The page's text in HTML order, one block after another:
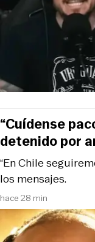
hace 28 min
“En Chile
los mensajes.
“Cuídense
detenido por